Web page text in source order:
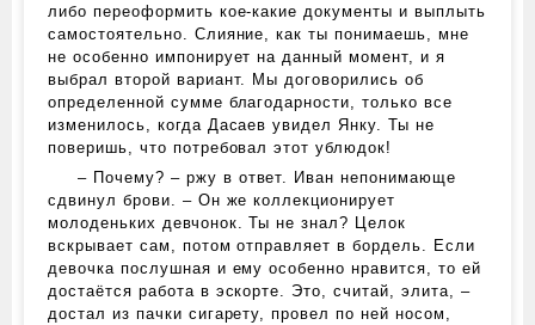
либо переоформить кое-какие документы и выплыть
самостоятельно. Слияние, как ты понимаешь, мне
не особенно импонирует на данный момент, и я
выбрал второй вариант. Мы договорились об
определенной сумме благодарности, только все
изменилось, когда Дасаев увидел Янку. Ты не
поверишь, что потребовал этот ублюдок!
– Почему? – ржу в ответ. Иван непонимающе
сдвинул брови. – Он же коллекционирует
молоденьких девчонок. Ты не знал? Целок
вскрывает сам, потом отправляет в бордель. Если
девочка послушная и ему особенно нравится, то ей
достаётся работа в эскорте. Это, считай, элита, –
достал из пачки сигарету, провел по ней носом,